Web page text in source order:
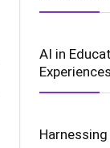
AI in
Experiences